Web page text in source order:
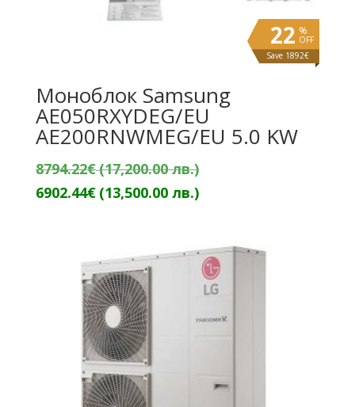
%
OFF
22
Save 1892€
Моноблок Samsung
AE050RXYDEG/EU
AE200RNWMEG/EU 5.0 KW
8794.22€(17,200.00 лв.)Original
price
(17,200.00
лв.).
6902.44€ (13,500.00 лв.)Текущата
6902.44€
(13,500.00